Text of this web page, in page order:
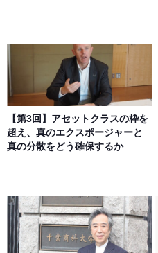
【第3回】アセットクラスの枠を
超え、真のエクスポージャーと
真の分散をどう確保するか